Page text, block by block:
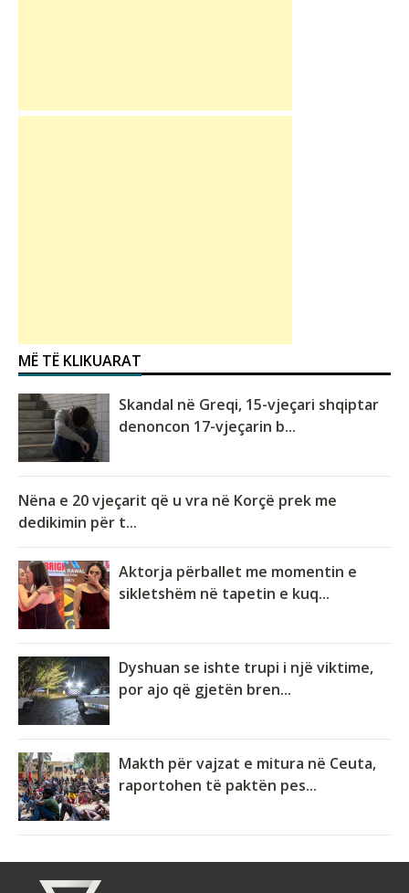
MË TË KLIKUARAT
Skandal në Greqi, 15-vjeçari shqiptar
denoncon 17-vjeçarin b...
Nëna e 20 vjeçarit që u vra në Korçë prek me
dedikimin për t...
Aktorja përballet me momentin e
sikletshëm në tapetin e kuq...
Dyshuan se ishte trupi i një viktime,
por ajo që gjetën bren...
Makth për vajzat e mitura në Ceuta,
raportohen të paktën pes...